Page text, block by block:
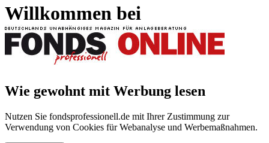
Willkommen bei
Wie gewohnt mit Werbung lesen
Nutzen Sie fondsprofessionell.de mit Ihrer Zustimmung zur
Verwendung von Cookies für Webanalyse und Werbemaßnahmen.